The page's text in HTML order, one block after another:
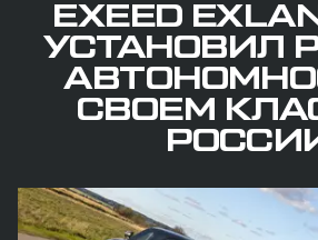
EXEED
УСТАНОВИЛ
СВОЕМ